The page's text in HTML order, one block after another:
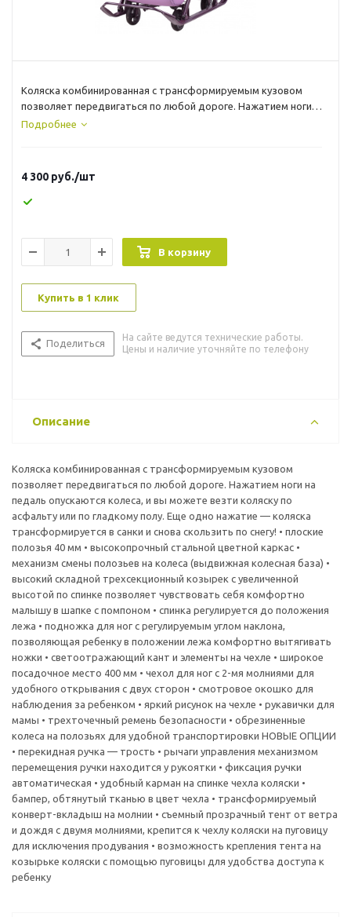
Коляска комбинированная с трансформируемым кузовом
позволяет передвигаться по любой дороге. Нажатием ноги
на педаль опускаются колеса, и вы можете везти коляску по
Подробнее
4 300 руб./шт
В корзину
Купить в 1 клик
Поделиться
На сайте ведутся технические работы.
Цены и наличие уточняйте по телефону
Описание
Коляска комбинированная с трансформируемым кузовом
позволяет передвигаться по любой дороге. Нажатием ноги на
педаль опускаются колеса, и вы можете везти коляску по
асфальту или по гладкому полу. Еще одно нажатие — коляска
трансформируется в санки и снова скользить по снегу! • плоские
полозья 40 мм • высокопрочный стальной цветной каркас •
механизм смены полозьев на колеса (выдвижная колесная база) •
высокий складной трехсекционный козырек с увеличенной
высотой по спинке позволяет чувствовать себя комфортно
малышу в шапке с помпоном • спинка регулируется до положения
лежа • подножка для ног с регулируемым углом наклона,
позволяющая ребенку в положении лежа комфортно вытягивать
ножки • светоотражающий кант и элементы на чехле • широкое
посадочное место 400 мм • чехол для ног с 2-мя молниями для
удобного открывания с двух сторон • смотровое окошко для
наблюдения за ребенком • яркий рисунок на чехле • рукавички для
мамы • трехточечный ремень безопасности • обрезиненные
колеса на полозьях для удобной транспортировки НОВЫЕ ОПЦИИ
• перекидная ручка — трость • рычаги управления механизмом
перемещения ручки находится у рукоятки • фиксация ручки
автоматическая • удобный карман на спинке чехла коляски •
бампер, обтянутый тканью в цвет чехла • трансформируемый
конверт-вкладыш на молнии • съемный прозрачный тент от ветра
и дождя с двумя молниями, крепится к чехлу коляски на пуговицу
для исключения продувания • возможность крепления тента на
козырьке коляски с помощью пуговицы для удобства доступа к
ребенку